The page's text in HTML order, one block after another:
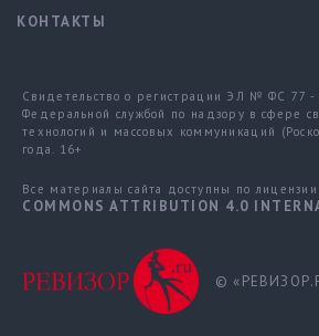
КОНТАКТЫ
Свидетельство о регистрации ЭЛ № ФС 77 -
Федеральной службой по надзору в сфере
технологий и массовых коммуникаций
года. 16+
Все материалы сайта доступны по лицензии:
COMMONS ATTRIBUTION 4.0
©